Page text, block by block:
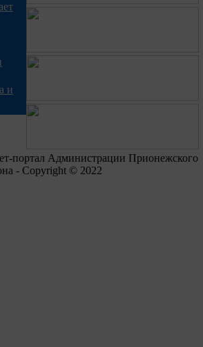
и
портал Администрации Прионежского
- Copyright © 2022